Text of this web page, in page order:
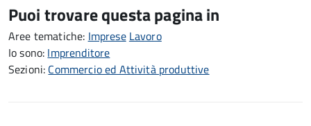
Puoi trovare questa pagina in
Aree tematiche: Imprese Lavoro
Io sono: Imprenditore
Sezioni: Commercio ed Attività produttive